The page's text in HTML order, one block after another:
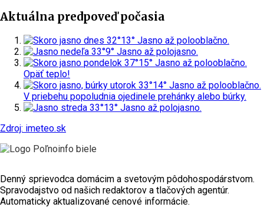
Aktuálna predpoveď počasia
dnes 32°13° Jasno až polooblačno.
nedeľa 33°9° Jasno až polojasno.
pondelok 37°15° Jasno až polooblačno.
Opäť teplo!
utorok 33°14° Jasno až polooblačno.
V priebehu popoludnia ojedinele prehánky alebo búrky.
streda 33°13° Jasno až polojasno.
Zdroj: imeteo.sk
Denný sprievodca domácim a svetovým pôdohospodárstvom.
Spravodajstvo od našich redaktorov a tlačových agentúr.
Automaticky aktualizované cenové informácie.